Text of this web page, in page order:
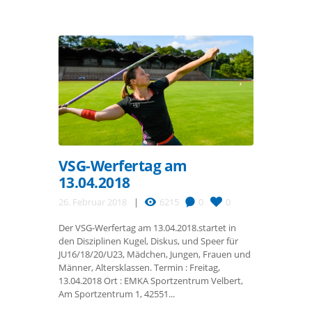
VSG-Werfertag am
13.04.2018
26. Februar 2018 6215 0 0
Der VSG-Werfertag am 13.04.2018.startet in
den Disziplinen Kugel, Diskus, und Speer für
JU16/18/20/U23, Mädchen, Jungen, Frauen und
Männer, Altersklassen. Termin : Freitag,
13.04.2018 Ort : EMKA Sportzentrum Velbert,
Am Sportzentrum 1, 42551...